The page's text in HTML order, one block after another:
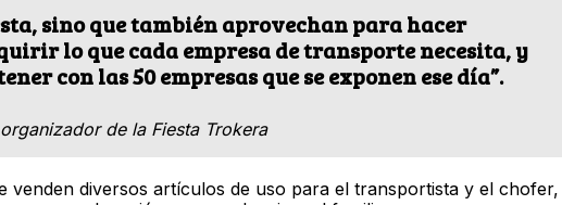
sino que también aprovechan para hacer
lo que cada empresa de transporte necesita, y
con las 50 empresas que se exponen ese día”.
de la Fiesta Trokera
venden diversos artículos de uso para el transportista y el chofer,